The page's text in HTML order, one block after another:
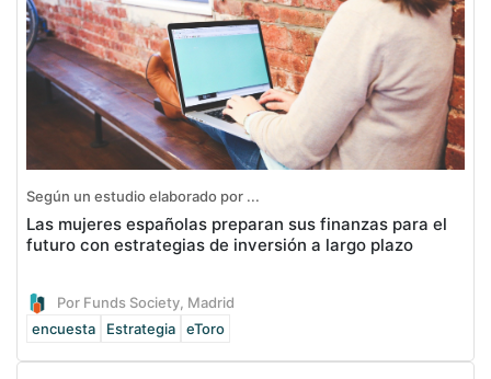
Según un estudio elaborado por ...
Las mujeres españolas preparan sus finanzas para el
futuro con estrategias de inversión a largo plazo
Por Funds Society, Madrid
encuesta
Estrategia eToro